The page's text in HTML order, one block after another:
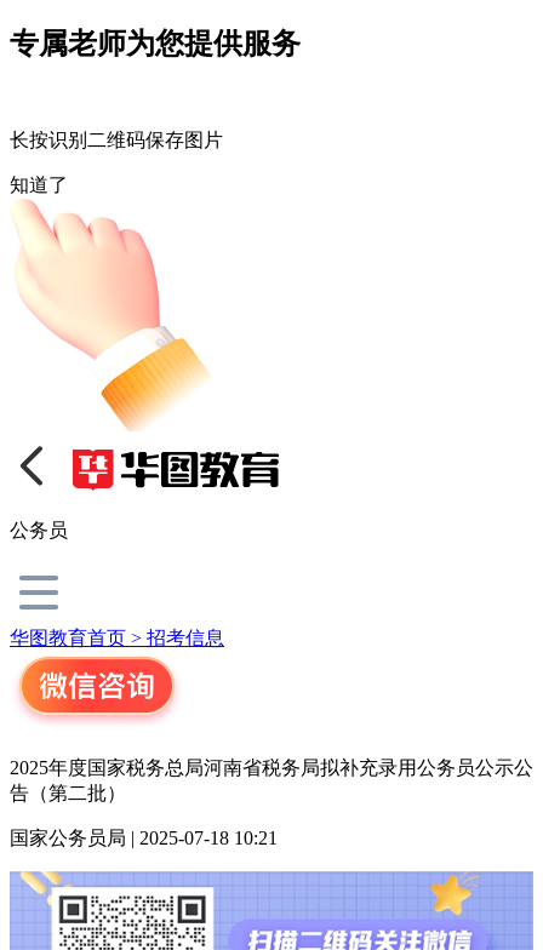
专属老师为您提供服务
长按识别二维码保存图片
知道了
公务员
华图教育首页 > 招考信息
2025年度国家税务总局河南省税务局拟补充录用公务员公示公
告（第二批）
国家公务员局 | 2025-07-18 10:21